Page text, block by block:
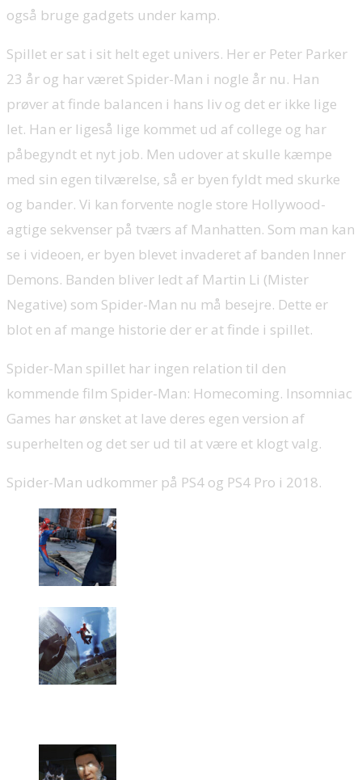
også bruge gadgets under kamp.
Spillet er sat i sit helt eget univers. Her er Peter Parker
23 år og har været Spider-Man i nogle år nu. Han
prøver at finde balancen i hans liv og det er ikke lige
let. Han er ligeså lige kommet ud af college og har
påbegyndt et nyt job. Men udover at skulle kæmpe
med sin egen tilværelse, så er byen fyldt med skurke
og bander. Vi kan forvente nogle store Hollywood-
agtige sekvenser på tværs af Manhatten. Som man kan
se i videoen, er byen blevet invaderet af banden Inner
Demons. Banden bliver ledt af Martin Li (Mister
Negative) som Spider-Man nu må besejre. Dette er
blot en af mange historie der er at finde i spillet.
Spider-Man spillet har ingen relation til den
kommende film Spider-Man: Homecoming. Insomniac
Games har ønsket at lave deres egen version af
superhelten og det ser ud til at være et klogt valg.
Spider-Man udkommer på PS4 og PS4 Pro i 2018.